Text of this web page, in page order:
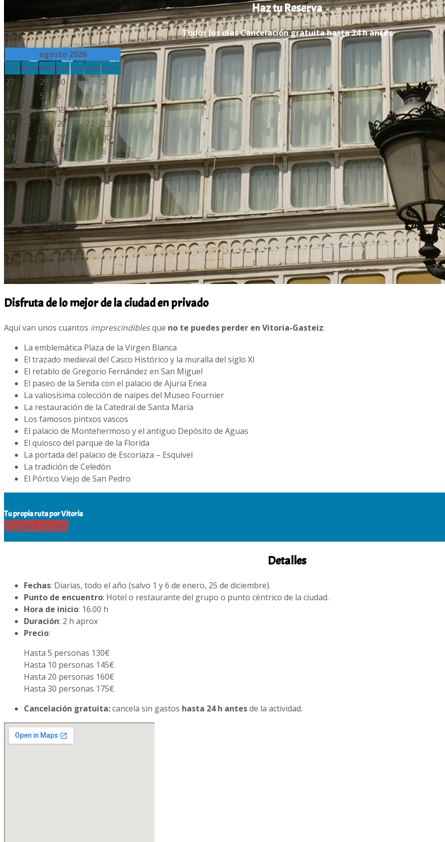
Haz tu Reserva
Todos los días Cancelación gratuita hasta 24 h antes
agosto 2026
Lun Mar Mié Jue Vie Sáb Dom
27
28 29 30 31 1
2
3
4 5 6 7 8
9
10
11 12 13 14 15
16
17
18 19 20 21 22
23
24
25 26 27 28 29
30
31
1 2 3 4 5 6
Disfruta de lo mejor de la ciudad en privado
Aquí van unos cuantos imprescindiblesque no te puedes perder en Vitoria-Gasteiz:
La emblemática Plaza de la Virgen Blanca
El trazado medieval del Casco Histórico y la muralla del siglo XI
El retablo de Gregorio Fernández en San Miguel
El paseo de la Senda con el palacio de Ajuria Enea
La valiosísima colección de naipes del Museo Fournier
La restauración de la Catedral de Santa María
Los famosos pintxos vascos
El palacio de Montehermoso y el antiguo Depósito de Aguas
El quiosco del parque de la Florida
La portada del palacio de Escoriaza – Esquível
La tradición de Celedón
El Pórtico Viejo de San Pedro
Tu propia ruta por Vitoria
¡RESERVA AHORA!
Detalles
Fechas: Diarias, todo el año (salvo 1 y 6 de enero, 25 de diciembre).
Punto de encuentro: Hotel o restaurante del grupo o punto céntrico de la ciudad.
Hora de inicio: 16.00 h
Duración: 2 h aprox
Precio:
Hasta 5 personas 130€
Hasta 10 personas 145€
Hasta 20 personas 160€
Hasta 30 personas 175€
Cancelación gratuita:cancela sin gastos hasta 24 h antesde la actividad.